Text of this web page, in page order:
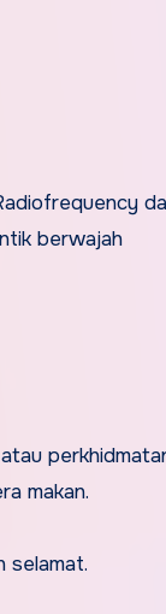
berwajah
makan.
selamat.